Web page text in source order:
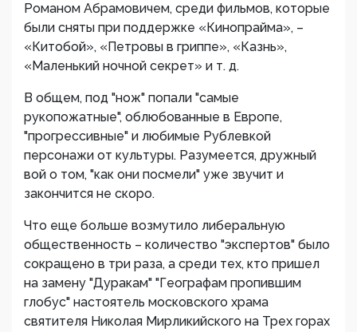
Романом Абрамовичем, среди фильмов, которые
были сняты при поддержке «Кинопрайма», –
«Китобой», «Петровы в гриппе», «Казнь»,
«Маленький ночной секрет» и т. д.
В общем, под "нож" попали "самые
рукопожатные", облюбованные в Европе,
"прогрессивные" и любимые Рублевкой
персонажи от культуры. Разумеется, дружный
вой о том, "как они посмели" уже звучит и
закончится не скоро.
Что еще больше возмутило либеральную
общественность – количество "экспертов" было
сокращено в три раза, а среди тех, кто пришел
на замену "Дуракам" "Географам пропившим
глобус" настоятель московского храма
святителя Николая Мирликийского на Трех горах